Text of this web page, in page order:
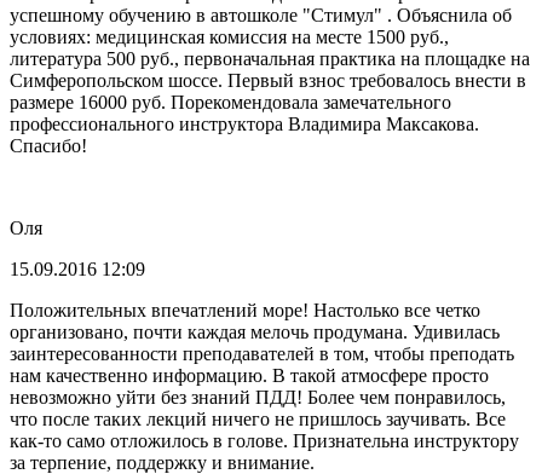
успешному обучению в автошколе "Стимул" . Объяснила об
условиях: медицинская комиссия на месте 1500 руб.,
литература 500 руб., первоначальная практика на площадке на
Симферопольском шоссе. Первый взнос требовалось внести в
размере 16000 руб. Порекомендовала замечательного
профессионального инструктора Владимира Максакова.
Спасибо!
Оля
15.09.2016 12:09
Положительных впечатлений море! Настолько все четко
организовано, почти каждая мелочь продумана. Удивилась
заинтересованности преподавателей в том, чтобы преподать
нам качественно информацию. В такой атмосфере просто
невозможно уйти без знаний ПДД! Более чем понравилось,
что после таких лекций ничего не пришлось заучивать. Все
как-то само отложилось в голове. Признательна инструктору
за терпение, поддержку и внимание.